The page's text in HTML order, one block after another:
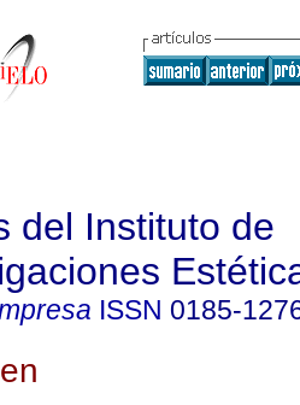
del Instituto de
ISSN 0185-